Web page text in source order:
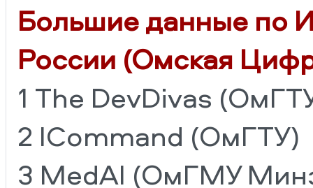
Большие данные по
России (Омская
1 The DevDivas
2 ICommand (ОмГТУ)
3 MedAI (ОмГМУ